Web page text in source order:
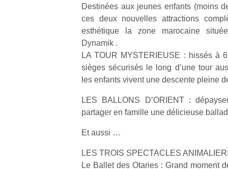
Destinées aux jeunes enfants (moins
ces deux nouvelles attractions
esthétique la zone marocaine
Dynamik .
LA TOUR MYSTERIEUSE : hissés à
sièges sécurisés le long d’une tour
les enfants vivent une descente pleine
LES BALLONS D’ORIENT :
partager en famille une délicieuse
Et aussi …
LES TROIS SPECTACLES
Le Ballet des Otaries : Grand moment
NextGen,
trottinette
mécanique
débordent
souvent
Des
trampolines
grands et
les petits !
et avec le
retour des